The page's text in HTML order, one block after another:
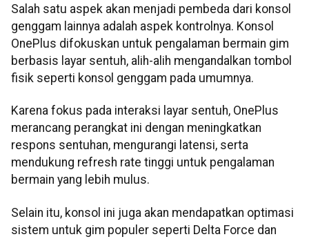
Salah satu aspek akan menjadi pembeda dari konsol
genggam lainnya adalah aspek kontrolnya. Konsol
OnePlus difokuskan untuk pengalaman bermain gim
berbasis layar sentuh, alih-alih mengandalkan tombol
fisik seperti konsol genggam pada umumnya.
Karena fokus pada interaksi layar sentuh, OnePlus
merancang perangkat ini dengan meningkatkan
respons sentuhan, mengurangi latensi, serta
mendukung refresh rate tinggi untuk pengalaman
bermain yang lebih mulus.
Selain itu, konsol ini juga akan mendapatkan optimasi
sistem untuk gim populer seperti Delta Force dan